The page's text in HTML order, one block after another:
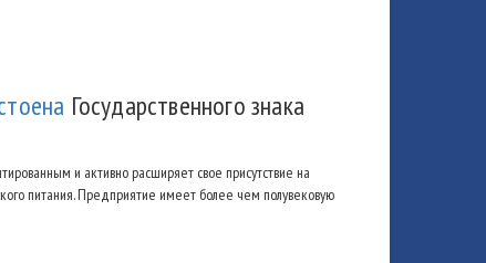
Государственного знака
и активно расширяет свое присутствие на
питания. Предприятие имеет более чем полувековую